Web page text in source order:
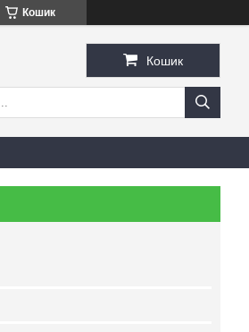
Кошик
Кошик